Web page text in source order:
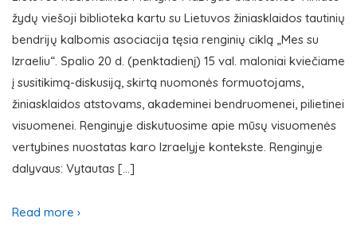
žydų viešoji biblioteka kartu su Lietuvos žiniasklaidos tautinių
bendrijų kalbomis asociacija tęsia renginių ciklą „Mes su
Izraeliu“. Spalio 20 d. (penktadienį) 15 val. maloniai kviečiame
į susitikimą-diskusiją, skirtą nuomonės formuotojams,
žiniasklaidos atstovams, akademinei bendruomenei, pilietinei
visuomenei. Renginyje diskutuosime apie mūsų visuomenės
vertybines nuostatas karo Izraelyje kontekste. Renginyje
dalyvaus: Vytautas […]
Read more ›